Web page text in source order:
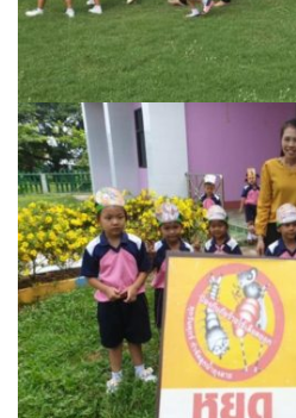
Deply
Go Hight ‘O Village
HOMU Villa
Montha Residence
Shanti – Retreat
กรีนฮิลล์รีสอร์ท
ก๋างโต้งคอฟฟี่รีสอร์ท
ชมพูภูคารีสอร์ท